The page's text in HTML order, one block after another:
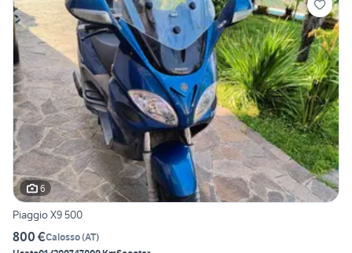
6
Piaggio X9 500
800 €Calosso(AT)